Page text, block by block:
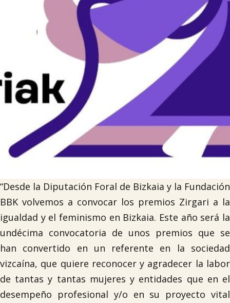
Tablón de anuncios
“Desde la Diputación Foral de Bizkaia y la Fundación
BBK volvemos a convocar los premios Zirgari a la
igualdad y el feminismo en Bizkaia. Este año será la
undécima convocatoria de unos premios que se
han convertido en un referente en la sociedad
vizcaína, que quiere reconocer y agradecer la labor
de tantas y tantas mujeres y entidades que en el
desempeño profesional y/o en su proyecto vital